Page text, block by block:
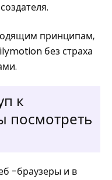
принципам,
без страха
к
посмотреть
-браузеры и в